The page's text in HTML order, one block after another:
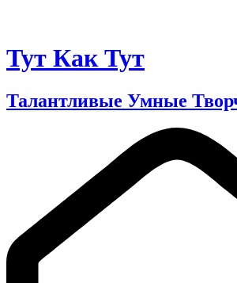
Тут Как Тут
Талантливые Умные